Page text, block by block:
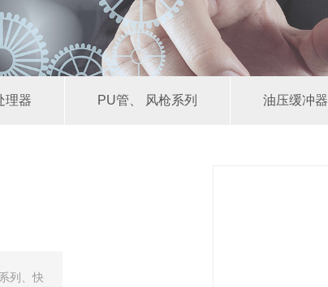
理器 PU管、 风枪系列 油压缓冲器
列、快